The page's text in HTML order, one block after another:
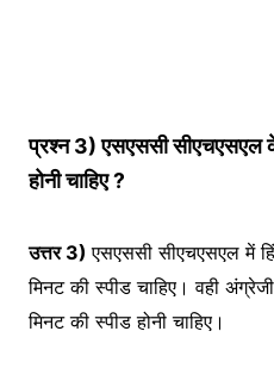
प्रश्न 3) एसएससी सीएचएसएल के
होनी चाहिए ?
उत्तर 3)एसएससी सीएचएसएल में
मिनट की स्पीड चाहिए। वही
मिनट की स्पीड होनी चाहिए।